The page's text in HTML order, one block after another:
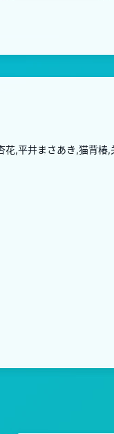
,平井まさあき,猫背椿